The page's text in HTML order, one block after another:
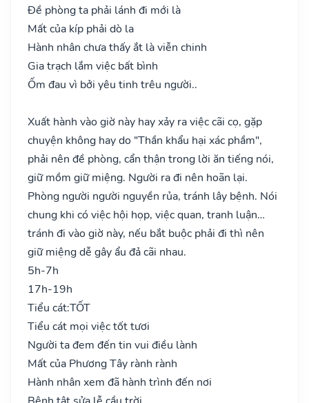
Đề phòng ta phải lánh đi mới là
Mất của kíp phải dò la
Hành nhân chưa thấy ắt là viễn chinh
Gia trạch lắm việc bất bình
Ốm đau vì bởi yêu tinh trêu người..
Xuất hành vào giờ này hay xảy ra việc cãi cọ, gặp
chuyện không hay do "Thần khẩu hại xác phầm",
phải nên đề phòng, cẩn thận trong lời ăn tiếng nói,
giữ mồm giữ miệng. Người ra đi nên hoãn lại.
Phòng người người nguyền rủa, tránh lây bệnh. Nói
chung khi có việc hội họp, việc quan, tranh luận…
tránh đi vào giờ này, nếu bắt buộc phải đi thì nên
giữ miệng dễ gây ẩu đả cãi nhau.
5h-7h
17h-19h
Tiểu cát:TỐT
Tiểu cát mọi việc tốt tươi
Người ta đem đến tin vui điều lành
Mất của Phương Tây rành rành
Hành nhân xem đã hành trình đến nơi